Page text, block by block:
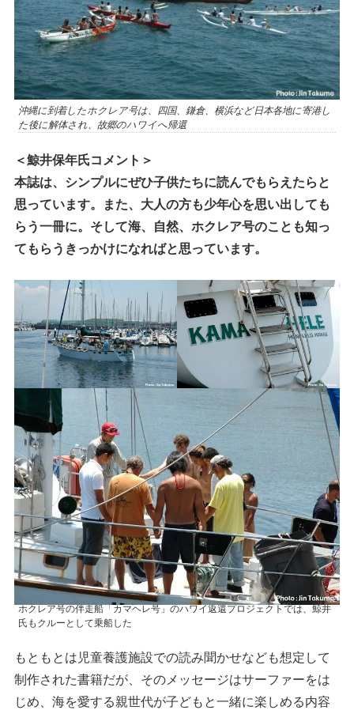
沖縄に到着したホクレア号は、四国、鎌倉、横浜など日本各地に寄港し
た後に解体され、故郷のハワイへ帰還
＜鯨井保年氏コメント＞
本誌は、シンプルにぜひ子供たちに読んでもらえたらと
思っています。また、大人の方も少年心を思い出しても
らう一冊に。そして海、自然、ホクレア号のことも知っ
てもらうきっかけになればと思っています。
ホクレア号の伴走船「カマヘレ号」のハワイ返還プロジェクトでは、鯨井
氏もクルーとして乗船した
もともとは児童養護施設での読み聞かせなども想定して
制作された書籍だが、そのメッセージはサーファーをは
じめ、海を愛する親世代が子どもと一緒に楽しめる内容